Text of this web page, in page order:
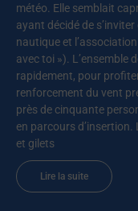
météo. Elle semblait
ayant décidé de
nautique et
avec toi »). L’ensemble
rapidement, pour
renforcement du vent
près de cinquante
en parcours d’insertion.
et gilets
Lire la suite